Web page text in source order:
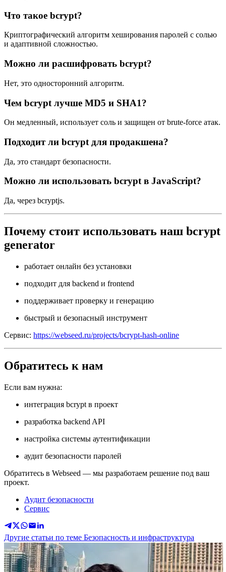
Что такое bcrypt?
Криптографический алгоритм хеширования паролей с солью
и адаптивной сложностью.
Можно ли расшифровать bcrypt?
Нет, это односторонний алгоритм.
Чем bcrypt лучше MD5 и SHA1?
Он медленный, использует соль и защищен от brute-force атак.
Подходит ли bcrypt для продакшена?
Да, это стандарт безопасности.
Можно ли использовать bcrypt в JavaScript?
Да, через bcryptjs.
Почему стоит использовать наш bcrypt
generator
работает онлайн без установки
подходит для backend и frontend
поддерживает проверку и генерацию
быстрый и безопасный инструмент
Сервис: https://webseed.ru/projects/bcrypt-hash-online
Обратитесь к нам
Если вам нужна:
интеграция bcrypt в проект
разработка backend API
настройка системы аутентификации
аудит безопасности паролей
Обратитесь в Webseed — мы разработаем решение под ваш
проект.
Аудит безопасности
Сервис
Другие статьи по теме Безопасность и инфраструктура